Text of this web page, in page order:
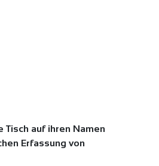
auf ihren Namen
Erfassung von